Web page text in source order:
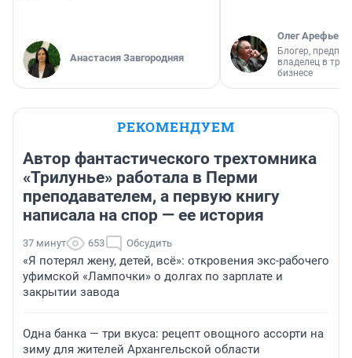
Анастасия Завгородняя
Олег Арефьев
Блогер,
владелец в
бизнесе
РЕКОМЕНДУЕМ
Автор фантастического трехтомника
«Трилунье» работала в Перми
преподавателем, а первую книгу
написала на спор — ее история
37 минут 653 Обсудить
«Я потерял жену, детей, всё»: откровения экс-рабочего
уфимской «Лампочки» о долгах по зарплате и
закрытии завода
Одна банка — три вкуса: рецепт овощного ассорти на
зиму для жителей Архангельской области